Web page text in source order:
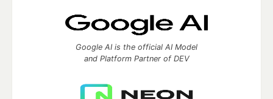
Google AI is the official AI Model
and Platform Partner of DEV